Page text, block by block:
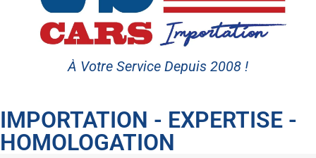
À Votre Service Depuis 2008 !
IMPORTATION - EXPERTISE -
HOMOLOGATION